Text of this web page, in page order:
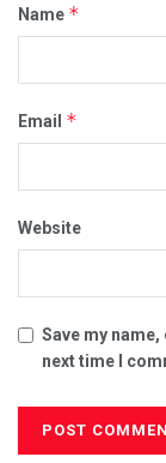
Name *
Email *
Website
Save my
next time I